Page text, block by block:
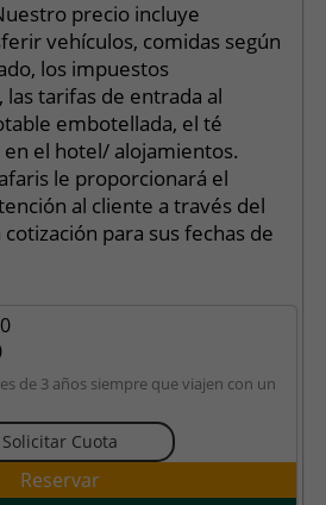
precio incluye
vehículos, comidas según
los impuestos
tarifas de entrada al
embotellada, el té
el hotel/ alojamientos.
le proporcionará el
al cliente a través del
para sus fechas de
de 3 años siempre que viajen con un
Solicitar Cuota
Reservar